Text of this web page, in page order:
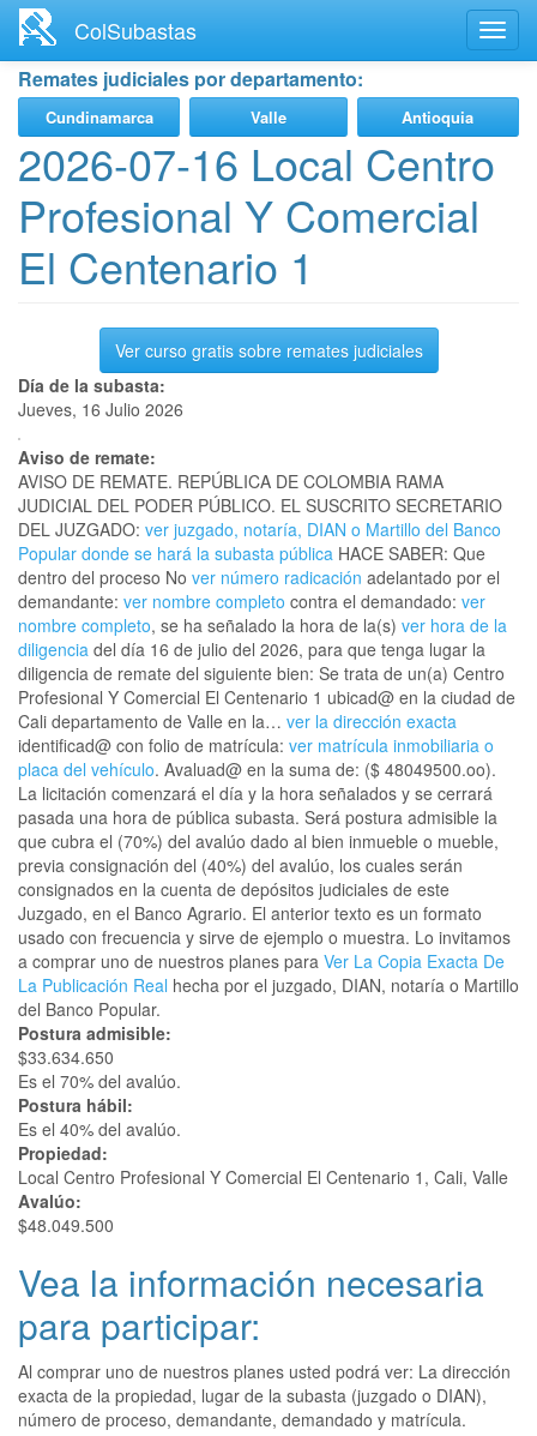
contenido
principal
ColSubastas
Remates judiciales por departamento:
Cundinamarca Valle Antioquia
2026-07-16 Local Centro
Profesional Y Comercial
El Centenario 1
Ver curso gratis sobre remates judiciales
Día de la subasta:
Jueves, 16 Julio 2026
Aviso de remate:
AVISO DE REMATE. REPÚBLICA DE COLOMBIA RAMA
JUDICIAL DEL PODER PÚBLICO. EL SUSCRITO SECRETARIO
DEL JUZGADO: ver juzgado, notaría, DIAN o Martillo del Banco
Popular donde se hará la subasta pública HACE SABER: Que
dentro del proceso No ver número radicación adelantado por el
demandante: ver nombre completo contra el demandado: ver
nombre completo, se ha señalado la hora de la(s) ver hora de la
diligencia del día 16 de julio del 2026, para que tenga lugar la
diligencia de remate del siguiente bien: Se trata de un(a) Centro
Profesional Y Comercial El Centenario 1 ubicad@ en la ciudad de
Cali departamento de Valle en la… ver la dirección exacta
identificad@ con folio de matrícula: ver matrícula inmobiliaria o
placa del vehículo. Avaluad@ en la suma de: ($ 48049500.oo).
La licitación comenzará el día y la hora señalados y se cerrará
pasada una hora de pública subasta. Será postura admisible la
que cubra el (70%) del avalúo dado al bien inmueble o mueble,
previa consignación del (40%) del avalúo, los cuales serán
consignados en la cuenta de depósitos judiciales de este
Juzgado, en el Banco Agrario. El anterior texto es un formato
usado con frecuencia y sirve de ejemplo o muestra. Lo invitamos
a comprar uno de nuestros planes para Ver La Copia Exacta De
La Publicación Real hecha por el juzgado, DIAN, notaría o Martillo
del Banco Popular.
Postura admisible:
$33.634.650
Es el 70% del avalúo.
Postura hábil:
Es el 40% del avalúo.
Propiedad:
Local Centro Profesional Y Comercial El Centenario 1, Cali, Valle
Avalúo:
$48.049.500
Vea la información necesaria
para participar:
Al comprar uno de nuestros planes usted podrá ver: La dirección
exacta de la propiedad, lugar de la subasta (juzgado o DIAN),
número de proceso, demandante, demandado y matrícula.